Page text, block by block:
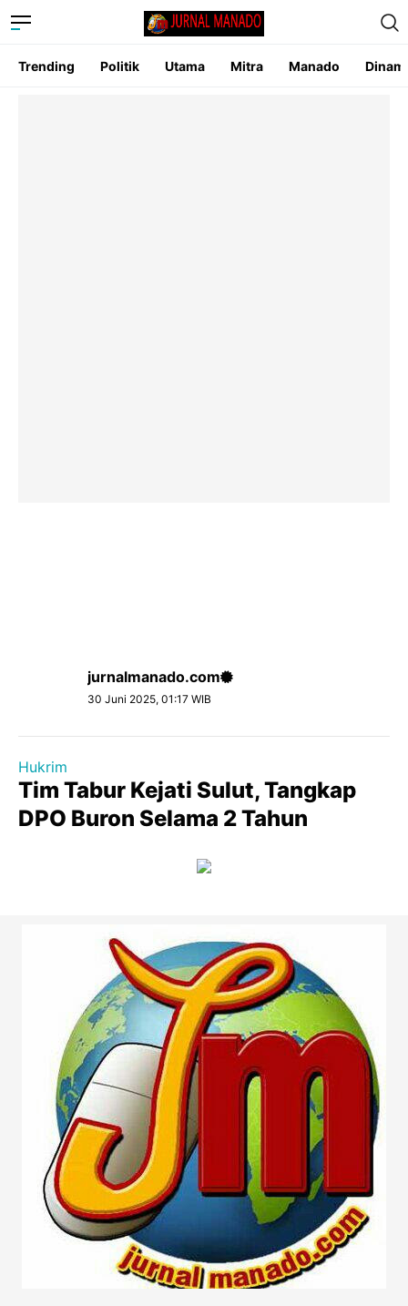
Trending Politik Utama Mitra Manado
jurnalmanado.com
30 Juni 2025, 01:17 WIB
Hukrim
Tim Tabur Kejati Sulut, Tangkap
DPO Buron Selama 2 Tahun